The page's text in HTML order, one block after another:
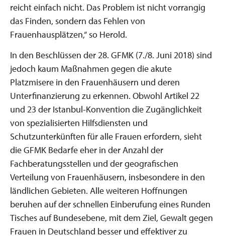
reicht einfach nicht. Das Problem ist nicht vorrangig
das Finden, sondern das Fehlen von
Frauenhausplätzen,“ so Herold.
In den Beschlüssen der 28. GFMK (7./8. Juni 2018) sind
jedoch kaum Maßnahmen gegen die akute
Platzmisere in den Frauenhäusern und deren
Unterfinanzierung zu erkennen. Obwohl Artikel 22
und 23 der Istanbul-Konvention die Zugänglichkeit
von spezialisierten Hilfsdiensten und
Schutzunterkünften für alle Frauen erfordern, sieht
die GFMK Bedarfe eher in der Anzahl der
Fachberatungsstellen und der geografischen
Verteilung von Frauenhäusern, insbesondere in den
ländlichen Gebieten. Alle weiteren Hoffnungen
beruhen auf der schnellen Einberufung eines Runden
Tisches auf Bundesebene, mit dem Ziel, Gewalt gegen
Frauen in Deutschland besser und effektiver zu